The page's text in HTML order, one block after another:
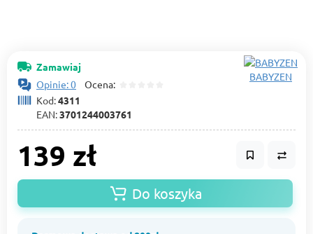
Zamawiaj
Opinie: 0 Ocena:
Kod:4311
EAN:3701244003761
BABYZEN
139 zł
Do koszyka